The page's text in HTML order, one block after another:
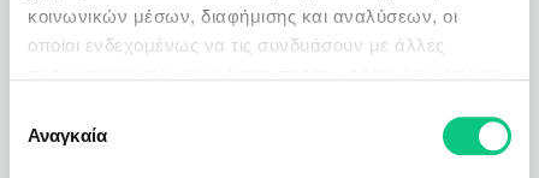
κοινωνικών μέσων, διαφήμισης και αναλύσεων, οι
οποίοι ενδεχομένως να τις συνδυάσουν με άλλες
των υπηρεσιών τους.
συγκατάθεσης
Αναγκαία